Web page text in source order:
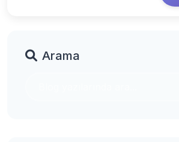
Arama